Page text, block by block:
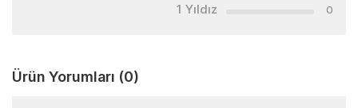
1 Yıldız 0
Ürün Yorumları (0)